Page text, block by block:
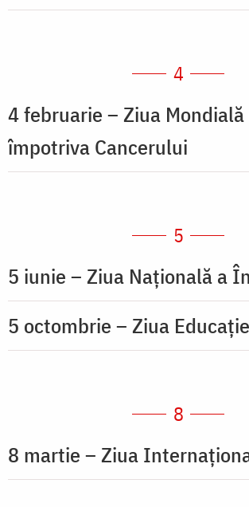
4
4 februarie – Ziua
împotriva Cancerului
5
5 iunie – Ziua Națională a
5 octombrie – Ziua
8
8 martie – Ziua